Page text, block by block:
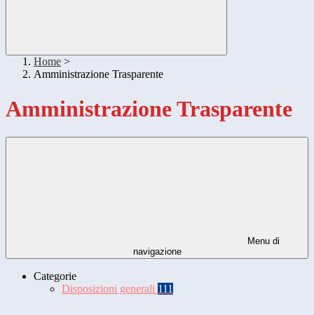
Home >
Amministrazione Trasparente
Amministrazione Trasparente
Menu di
navigazione
Categorie
Disposizioni generali 111